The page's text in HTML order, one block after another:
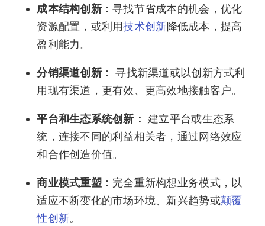
成本结构创新：寻找节省成本的机会，优化
资源配置，或利用技术创新降低成本，提高
盈利能力。
分销渠道创新：寻找新渠道或以创新方式利
用现有渠道，更有效、更高效地接触客户。
平台和生态系统创新：建立平台或生态系
统，连接不同的利益相关者，通过网络效应
和合作创造价值。
商业模式重塑： 完全重新构想业务模式，以
适应不断变化的市场环境、新兴趋势或颠覆
性创新。